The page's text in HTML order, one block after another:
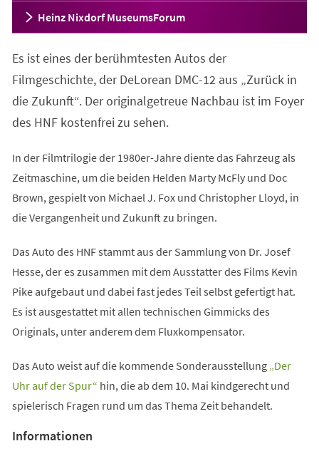
Heinz Nixdorf MuseumsForum
Es ist eines der berühmtesten Autos der
Filmgeschichte, der DeLorean DMC-12 aus „Zurück in
die Zukunft“. Der originalgetreue Nachbau ist im Foyer
des HNF kostenfrei zu sehen.
In der Filmtrilogie der 1980er-Jahre diente das Fahrzeug als
Zeitmaschine, um die beiden Helden Marty McFly und Doc
Brown, gespielt von Michael J. Fox und Christopher Lloyd, in
die Vergangenheit und Zukunft zu bringen.
Das Auto des HNF stammt aus der Sammlung von Dr. Josef
Hesse, der es zusammen mit dem Ausstatter des Films Kevin
Pike aufgebaut und dabei fast jedes Teil selbst gefertigt hat.
Es ist ausgestattet mit allen technischen Gimmicks des
Originals, unter anderem dem Fluxkompensator.
Das Auto weist auf die kommende Sonderausstellung „Der
Uhr auf der Spur“
(Öffnet
neuen
hin, die ab dem 10. Mai kindgerecht und
spielerisch Fragen rund um das Thema Zeit behandelt.
Informationen